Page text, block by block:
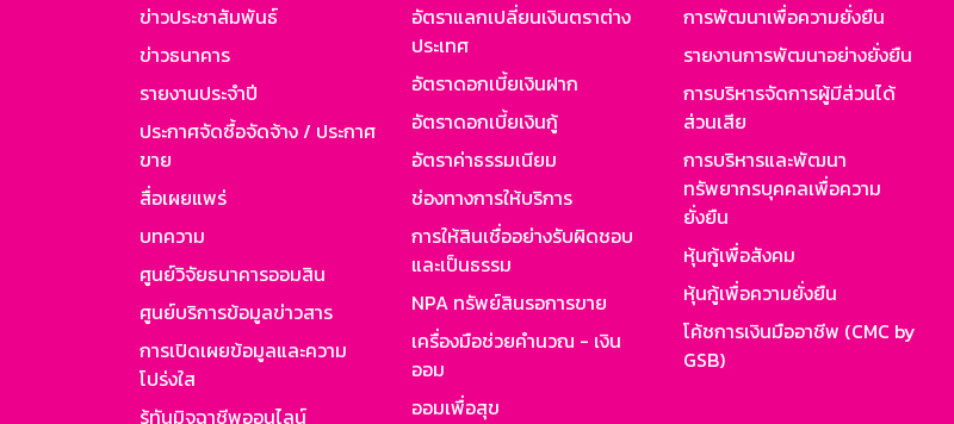
ข่าวประชาสัมพันธ์
ข่าวธนาคาร
รายงานประจำปี
ประกาศจัดซื้อจัดจ้าง / ประกาศ
ขาย
สื่อเผยแพร่
บทความ
ศูนย์วิจัยธนาคารออมสิน
ศูนย์บริการข้อมูลข่าวสาร
การเปิดเผยข้อมูลและความ
โปร่งใส
รู้ทันมิจฉาชีพออนไลน์
อัตราแลกเปลี่ยนเงินตราต่าง
ประเทศ
อัตราดอกเบี้ยเงินฝาก
อัตราดอกเบี้ยเงินกู้
อัตราค่าธรรมเนียม
ช่องทางการให้บริการ
การให้สินเชื่ออย่างรับผิดชอบ
และเป็นธรรม
NPA ทรัพย์สินรอการขาย
เครื่องมือช่วยคำนวณ - เงิน
ออม
ออมเพื่อสุข
การพัฒนาเพื่อความยั่งยืน
รายงานการพัฒนาอย่างยั่งยืน
การบริหารจัดการผู้มีส่วนได้
ส่วนเสีย
การบริหารและพัฒนา
ทรัพยากรบุคคลเพื่อความ
ยั่งยืน
หุ้นกู้เพื่อสังคม
หุ้นกู้เพื่อความยั่งยืน
โค้ชการเงินมืออาชีพ (CMC by
GSB)